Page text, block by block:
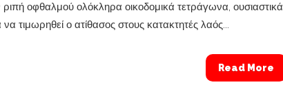
ριπή οφθαλμού ολόκληρα οικοδομικά τετράγωνα, ουσιαστικά
τιμωρηθεί ο ατίθασος στους κατακτητές λαός...
Read More